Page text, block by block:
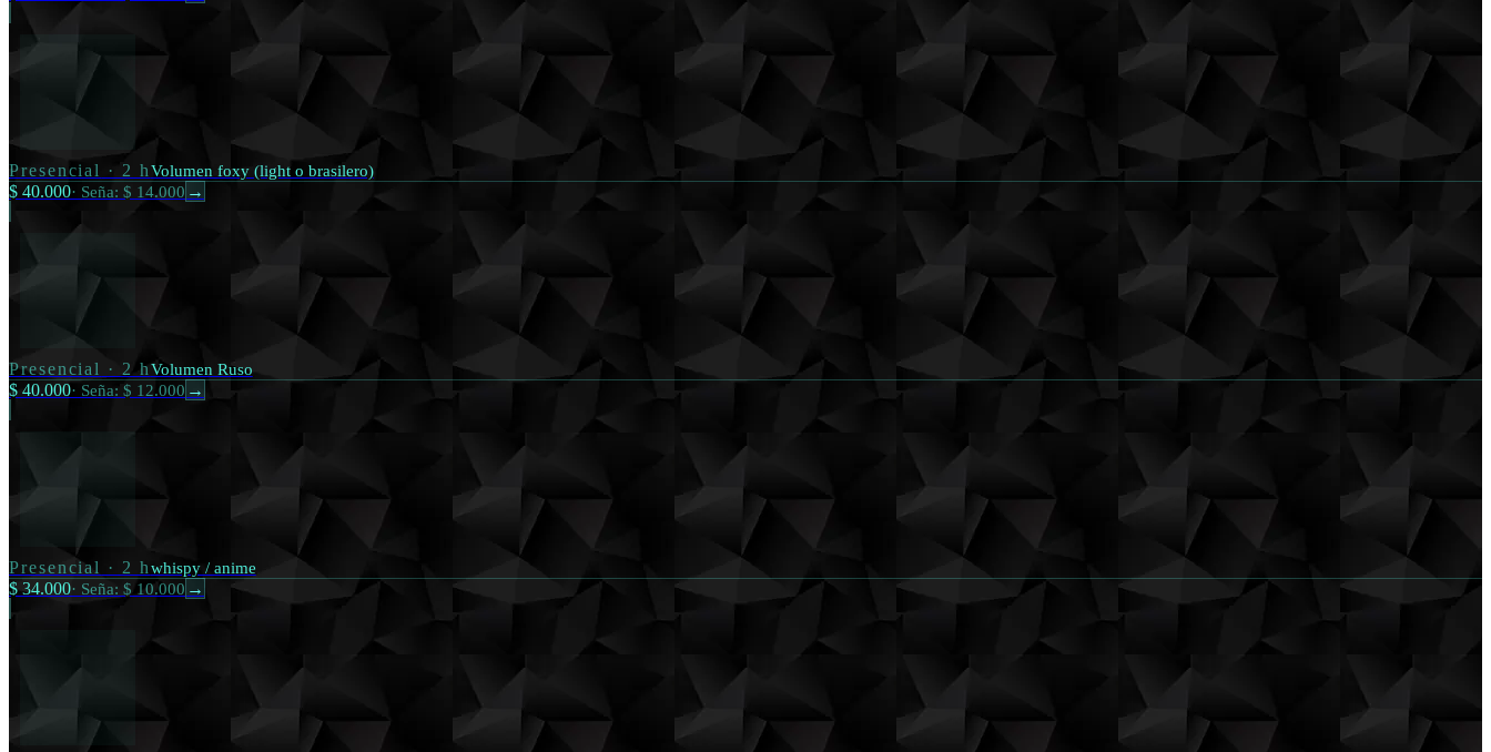
Presencial · 2 hVolumen foxy (light o brasilero)
$ 40.000· Seña: $ 14.000 →
Presencial · 2 hVolumen Ruso
$ 40.000· Seña: $ 12.000 →
Presencial · 2 hwhispy / anime
$ 34.000· Seña: $ 10.000 →